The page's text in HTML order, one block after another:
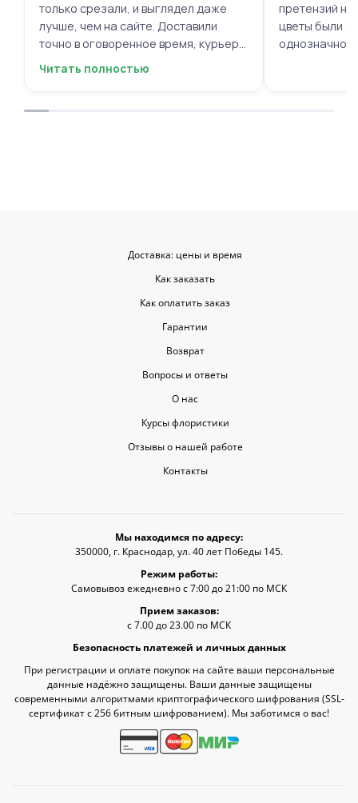
только срезали, и выглядел даже
лучше, чем на сайте. Доставили
точно в оговоренное время, курьер
вежливый, ещё и открытку с тёплыми
приятными. Однозначно буду
Читать полностью
претензий
цветы были
однозначно.
Доставка: цены и время
Как заказать
Как оплатить заказ
Гарантии
Возврат
Вопросы и ответы
О нас
Курсы флористики
Отзывы о нашей работе
Контакты
Мы находимся по адресу:
350000, г. Краснодар, ул. 40 лет Победы 145.
Режим работы:
Самовывоз ежедневно с 7:00 до 21:00 по МСК
Прием заказов:
с 7.00 до 23.00 по МСК
Безопасность платежей и личных данных
При регистрации и оплате покупок на сайте ваши персональные
данные надёжно защищены. Ваши данные защищены
современными алгоритмами криптографического шифрования (SSL-
сертификат c 256 битным шифрованием). Мы заботимся о вас!